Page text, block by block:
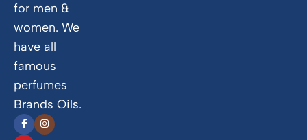
for men &
women. We
have all
famous
perfumes
Brands Oils.